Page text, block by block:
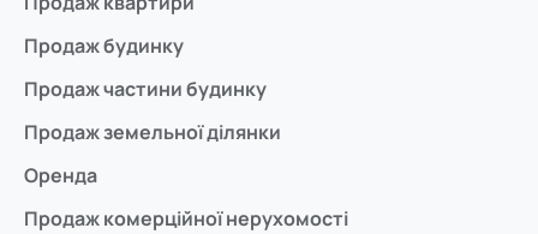
Продаж будинку
Продаж частини будинку
Продаж земельної ділянки
Оренда
Продаж комерційної нерухомості